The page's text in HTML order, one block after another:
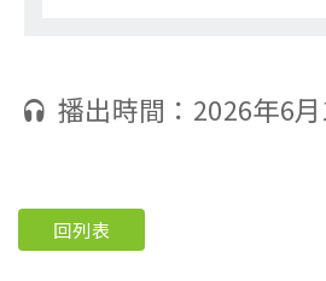
播出時間：2026年6
回列表